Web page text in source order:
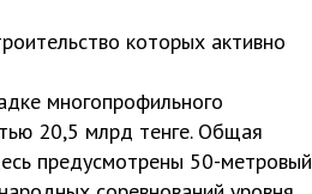
которых активно
многопрофильного
20,5 млрд тенге. Общая
предусмотрены 50-метровый